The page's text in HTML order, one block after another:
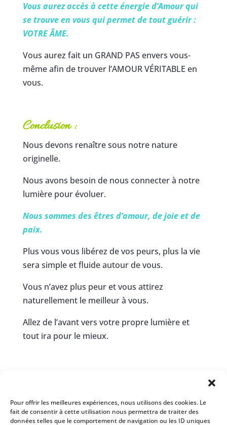
Pour offrir les meilleures expériences, nous utilisons des cookies. Le
fait de consentir à cette utilisation nous permettra de traiter des
données telles que le comportement de navigation ou les ID uniques
Vous aurez accès à cette énergie d’Amour qui
se trouve en vous qui permet de tout guérir :
VOTRE ÂME.
Vous aurez fait un GRAND PAS envers vous-
même afin de trouver l’AMOUR VÉRITABLE en
vous.
Conclusion :
Nous devons renaître sous notre nature
originelle.
Nous avons besoin de nous connecter à notre
lumière pour évoluer.
Nous sommes des êtres d’amour, de joie et de
paix.
Plus vous vous libérez de vos peurs, plus la vie
sera simple et fluide autour de vous.
Vous n’avez plus peur et vous attirez
naturellement le meilleur à vous.
Allez de l’avant vers votre propre lumière et
tout ira pour le mieux.